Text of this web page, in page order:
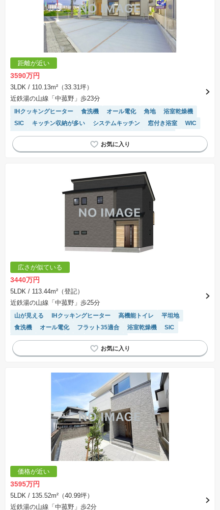
距離が近い
3590万円
3LDK / 110.13m²（33.31坪）
近鉄湯の山線「中菰野」歩23分
IHクッキングヒーター 食洗機 オール電化 角地
浴室乾燥機
SIC
キッチン収納が多い システムキッチン 窓付き浴室
WIC
対面キッチン
モニター付きインターホン
閑静な住宅地
温水洗浄便座
広さが似ている
3440万円
5LDK / 113.44m²（登記）
近鉄湯の山線「中菰野」歩25分
山が見える IHクッキングヒーター 高機能トイレ
平坦地
食洗機
オール電化 フラット35適合 浴室乾燥機
SIC
システムキッチン
WIC
対面キッチン
閑静な住宅地
価格が近い
3595万円
5LDK / 135.52m²（40.99坪）
近鉄湯の山線「中菰野」歩2分